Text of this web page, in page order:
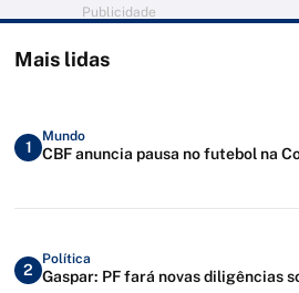
Publicidade
Mais lidas
1
Mundo
CBF anuncia pausa no futebol na
2
Política
Gaspar: PF fará novas diligências